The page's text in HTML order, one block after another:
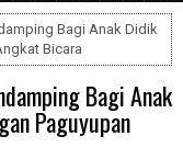
Bagi Anak Didik
Bicara
Bagi Anak
Paguyupan